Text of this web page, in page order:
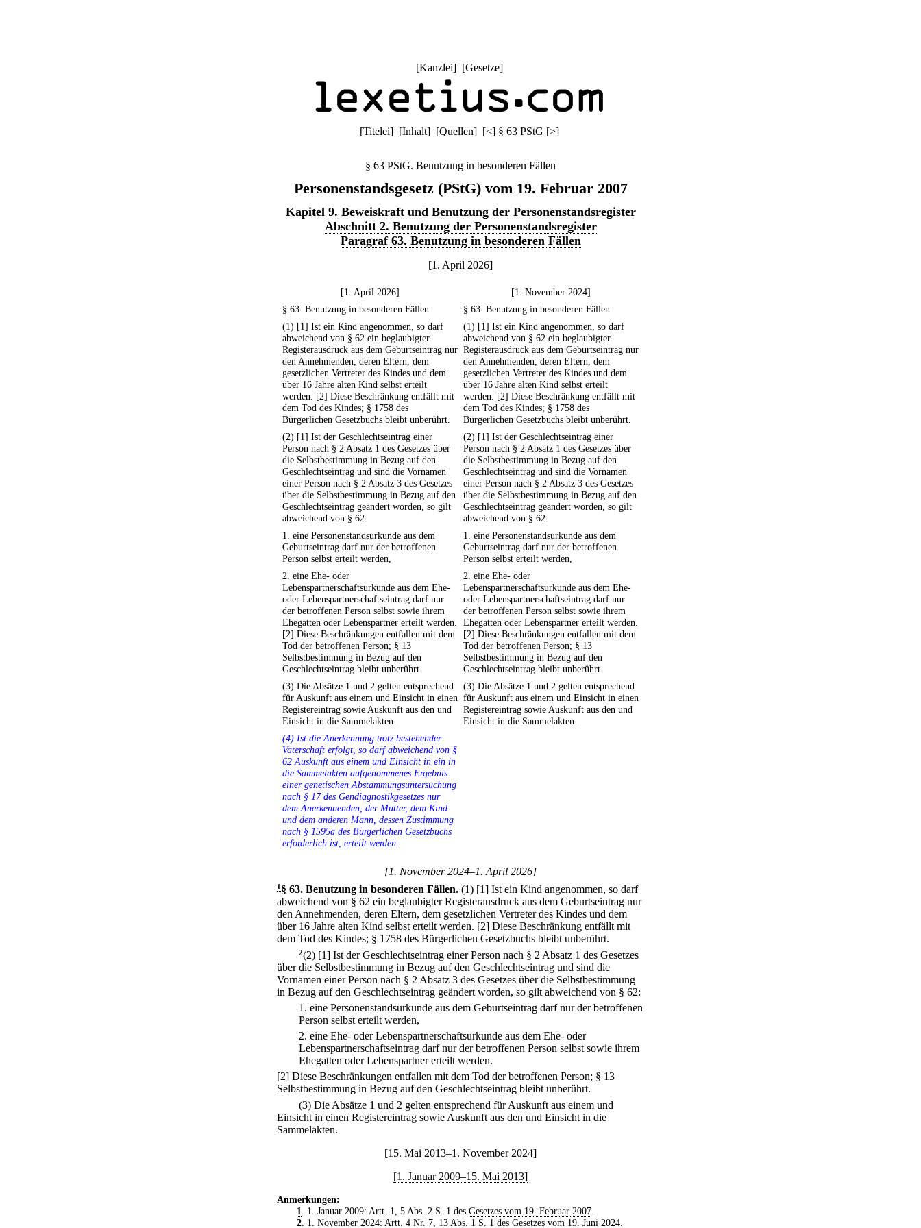
[Kanzlei] [Gesetze]
[Titelei] [Inhalt] [Quellen] [<] § 63 PStG [>]
§ 63 PStG. Benutzung in besonderen Fällen
Personenstandsgesetz (PStG) vom 19. Februar 2007
Kapitel 9. Beweiskraft und Benutzung der Personenstandsregister
Abschnitt 2. Benutzung der Personenstandsregister
Paragraf 63. Benutzung in besonderen Fällen
[1. April 2026]
[1. April 2026]
[1. November 2024]
§ 63. Benutzung in besonderen Fällen
§ 63. Benutzung in besonderen Fällen
(1) [1] Ist ein Kind angenommen, so darf
abweichend von § 62 ein beglaubigter
Registerausdruck aus dem Geburtseintrag nur
den Annehmenden, deren Eltern, dem
gesetzlichen Vertreter des Kindes und dem
über 16 Jahre alten Kind selbst erteilt
werden. [2] Diese Beschränkung entfällt mit
dem Tod des Kindes; § 1758 des
Bürgerlichen Gesetzbuchs bleibt unberührt.
(1) [1] Ist ein Kind angenommen, so darf
abweichend von § 62 ein beglaubigter
Registerausdruck aus dem Geburtseintrag nur
den Annehmenden, deren Eltern, dem
gesetzlichen Vertreter des Kindes und dem
über 16 Jahre alten Kind selbst erteilt
werden. [2] Diese Beschränkung entfällt mit
dem Tod des Kindes; § 1758 des
Bürgerlichen Gesetzbuchs bleibt unberührt.
(2) [1] Ist der Geschlechtseintrag einer
Person nach § 2 Absatz 1 des Gesetzes über
die Selbstbestimmung in Bezug auf den
Geschlechtseintrag und sind die Vornamen
einer Person nach § 2 Absatz 3 des Gesetzes
über die Selbstbestimmung in Bezug auf den
Geschlechtseintrag geändert worden, so gilt
abweichend von § 62:
(2) [1] Ist der Geschlechtseintrag einer
Person nach § 2 Absatz 1 des Gesetzes über
die Selbstbestimmung in Bezug auf den
Geschlechtseintrag und sind die Vornamen
einer Person nach § 2 Absatz 3 des Gesetzes
über die Selbstbestimmung in Bezug auf den
Geschlechtseintrag geändert worden, so gilt
abweichend von § 62:
1. eine Personenstandsurkunde aus dem
Geburtseintrag darf nur der betroffenen
Person selbst erteilt werden,
1. eine Personenstandsurkunde aus dem
Geburtseintrag darf nur der betroffenen
Person selbst erteilt werden,
2. eine Ehe- oder
Lebenspartnerschaftsurkunde aus dem Ehe-
oder Lebenspartnerschaftseintrag darf nur
der betroffenen Person selbst sowie ihrem
Ehegatten oder Lebenspartner erteilt werden.
[2] Diese Beschränkungen entfallen mit dem
Tod der betroffenen Person; § 13
Selbstbestimmung in Bezug auf den
Geschlechtseintrag bleibt unberührt.
2. eine Ehe- oder
Lebenspartnerschaftsurkunde aus dem Ehe-
oder Lebenspartnerschaftseintrag darf nur
der betroffenen Person selbst sowie ihrem
Ehegatten oder Lebenspartner erteilt werden.
[2] Diese Beschränkungen entfallen mit dem
Tod der betroffenen Person; § 13
Selbstbestimmung in Bezug auf den
Geschlechtseintrag bleibt unberührt.
(3) Die Absätze 1 und 2 gelten entsprechend
für Auskunft aus einem und Einsicht in einen
Registereintrag sowie Auskunft aus den und
Einsicht in die Sammelakten.
(3) Die Absätze 1 und 2 gelten entsprechend
für Auskunft aus einem und Einsicht in einen
Registereintrag sowie Auskunft aus den und
Einsicht in die Sammelakten.
(4) Ist die Anerkennung trotz bestehender
Vaterschaft erfolgt, so darf abweichend von §
62 Auskunft aus einem und Einsicht in ein in
die Sammelakten aufgenommenes Ergebnis
einer genetischen Abstammungsuntersuchung
nach § 17 des Gendiagnostikgesetzes nur
dem Anerkennenden, der Mutter, dem Kind
und dem anderen Mann, dessen Zustimmung
nach § 1595a des Bürgerlichen Gesetzbuchs
erforderlich ist, erteilt werden.
[1. November 2024–1. April 2026]
1§ 63. Benutzung in besonderen Fällen. (1) [1] Ist ein Kind angenommen, so darf
abweichend von § 62 ein beglaubigter Registerausdruck aus dem Geburtseintrag nur
den Annehmenden, deren Eltern, dem gesetzlichen Vertreter des Kindes und dem
über 16 Jahre alten Kind selbst erteilt werden. [2] Diese Beschränkung entfällt mit
dem Tod des Kindes; § 1758 des Bürgerlichen Gesetzbuchs bleibt unberührt.
2(2) [1] Ist der Geschlechtseintrag einer Person nach § 2 Absatz 1 des Gesetzes
über die Selbstbestimmung in Bezug auf den Geschlechtseintrag und sind die
Vornamen einer Person nach § 2 Absatz 3 des Gesetzes über die Selbstbestimmung
in Bezug auf den Geschlechtseintrag geändert worden, so gilt abweichend von § 62:
1. eine Personenstandsurkunde aus dem Geburtseintrag darf nur der betroffenen
Person selbst erteilt werden,
2. eine Ehe- oder Lebenspartnerschaftsurkunde aus dem Ehe- oder
Lebenspartnerschaftseintrag darf nur der betroffenen Person selbst sowie ihrem
Ehegatten oder Lebenspartner erteilt werden.
[2] Diese Beschränkungen entfallen mit dem Tod der betroffenen Person; § 13
Selbstbestimmung in Bezug auf den Geschlechtseintrag bleibt unberührt.
(3) Die Absätze 1 und 2 gelten entsprechend für Auskunft aus einem und
Einsicht in einen Registereintrag sowie Auskunft aus den und Einsicht in die
Sammelakten.
[15. Mai 2013–1. November 2024]
[1. Januar 2009–15. Mai 2013]
Anmerkungen:
1
. 1. Januar 2009: Artt. 1, 5 Abs. 2 S. 1 des Gesetzes vom 19. Februar 2007.
2. 1. November 2024: Artt. 4 Nr. 7, 13 Abs. 1 S. 1 des Gesetzes vom 19. Juni 2024.